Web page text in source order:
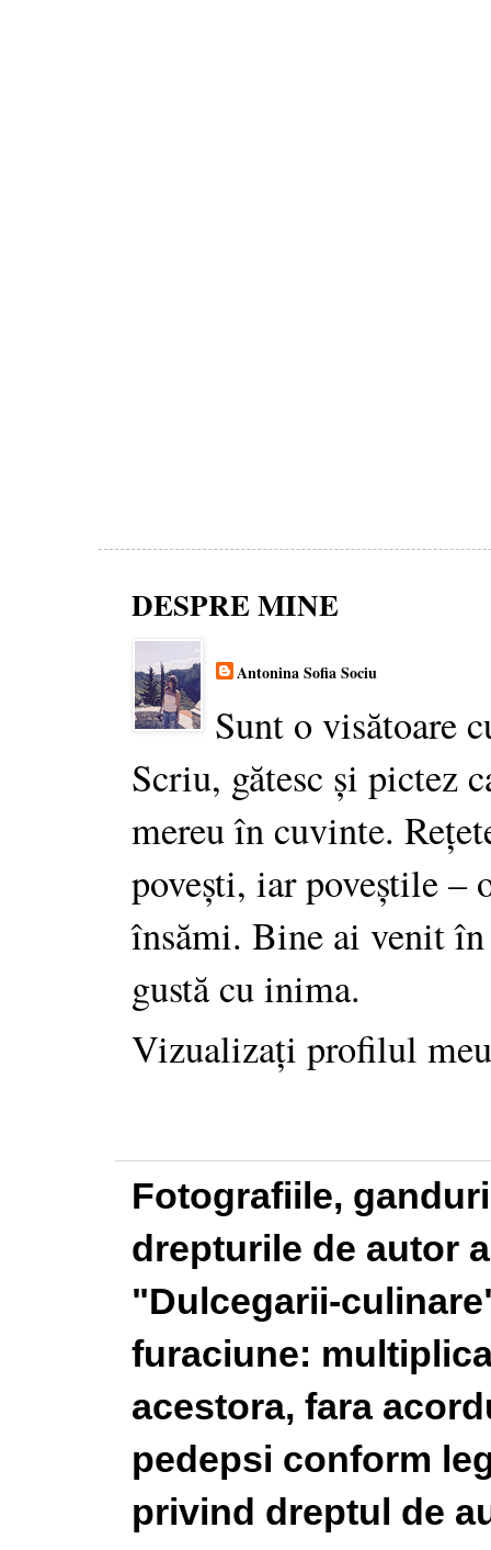
DESPRE MINE
Antonina Sofia Sociu
Sunt o visătoare
Scriu, gătesc și pictez
mereu în cuvinte.
povești, iar poveștile –
însămi. Bine ai venit
gustă cu inima.
Vizualizați profilul
Fotografiile,
drepturile de autor
"Dulcegarii-
furaciune:
acestora, fara
pedepsi conform
privind dreptul de